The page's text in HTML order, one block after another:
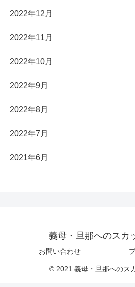
2022年12月
2022年11月
2022年10月
2022年9月
2022年8月
2022年7月
2021年6月
義母・旦那へのスカ
お問い合わせ
© 2021 義母・旦那へのス